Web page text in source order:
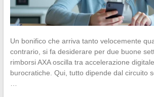
Un bonifico che arriva tanto velocemente
contrario, si fa desiderare per due buone
rimborsi AXA oscilla tra accelerazione
burocratiche. Qui, tutto dipende dal circuito